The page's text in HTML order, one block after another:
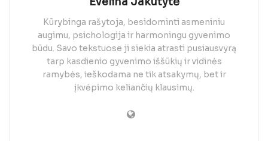
Kūrybinga rašytoja, besidominti asmeniniu
augimu, psichologija ir harmoningu gyvenimo
būdu. Savo tekstuose ji siekia atrasti pusiausvyrą
tarp kasdienio gyvenimo iššūkių ir vidinės
ramybės, ieškodama ne tik atsakymų, bet ir
įkvėpimo keliančių klausimų.